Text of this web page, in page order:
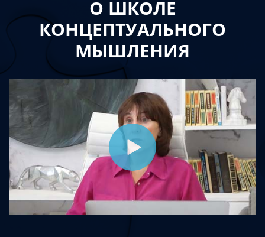
О ШКОЛЕ
КОНЦЕПТУАЛЬНОГО
МЫШЛЕНИЯ